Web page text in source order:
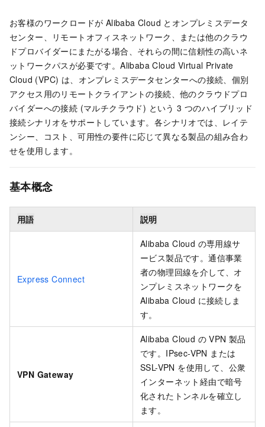
お客様のワークロードが Alibaba Cloud とオンプレミスデータ
センター、リモートオフィスネットワーク、または他のクラウ
ドプロバイダーにまたがる場合、それらの間に信頼性の高いネ
ットワークパスが必要です。Alibaba Cloud Virtual Private
Cloud (VPC) は、オンプレミスデータセンターへの接続、個別
アクセス用のリモートクライアントの接続、他のクラウドプロ
バイダーへの接続 (マルチクラウド) という 3 つのハイブリッド
接続シナリオをサポートしています。各シナリオでは、レイテ
ンシー、コスト、可用性の要件に応じて異なる製品の組み合わ
せを使用します。
基本概念
用語 説明
Express Connect
Alibaba Cloud の専用線サ
ービス製品です。通信事業
者の物理回線を介して、オ
ンプレミスネットワークを
Alibaba Cloud に接続しま
す。
VPN Gateway
Alibaba Cloud の VPN 製品
です。IPsec-VPN または
SSL-VPN を使用して、公衆
インターネット経由で暗号
化されたトンネルを確立し
ます。